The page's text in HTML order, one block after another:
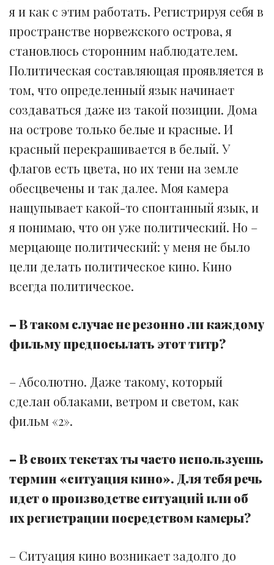
я и как с этим работать. Регистрируя себя в
пространстве норвежского острова, я
становлюсь сторонним наблюдателем.
Политическая составляющая проявляется в
том, что определенный язык начинает
создаваться даже из такой позиции. Дома
на острове только белые и красные. И
красный перекрашивается в белый. У
флагов есть цвета, но их тени на земле
обесцвечены и так далее. Моя камера
нащупывает какой-то спонтанный язык, и
я понимаю, что он уже политический. Но –
мерцающе политический: у меня не было
цели делать политическое кино. Кино
всегда политическое.
– В таком случае не резонно ли каждому
фильму предпосылать этот титр?
– Абсолютно. Даже такому, который
сделан облаками, ветром и светом, как
фильм «2».
– В своих текстах ты часто используешь
термин «ситуация кино». Для тебя речь
идет о производстве ситуаций или об
их регистрации посредством камеры?
– Ситуация кино возникает задолго до